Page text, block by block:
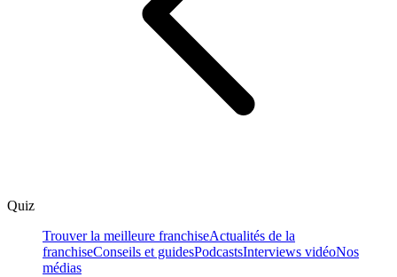
Quiz
Trouver la meilleure franchiseActualités de la
franchiseConseils et guidesPodcastsInterviews vidéoNos
médias